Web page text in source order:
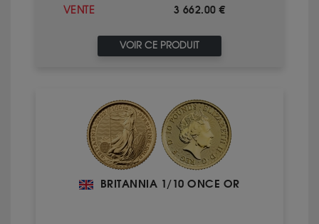
VENTE 3 662.00 €
VOIR CE PRODUIT
BRITANNIA 1/10 ONCE OR